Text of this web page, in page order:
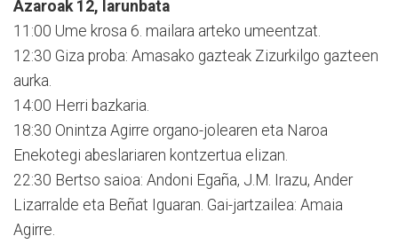
Azaroak 12, larunbata
11:00 Ume krosa 6. mailara arteko umeentzat.
12:30 Giza proba: Amasako gazteak Zizurkilgo gazteen
aurka.
14:00 Herri bazkaria.
18:30 Onintza Agirre organo-jolearen eta Naroa
Enekotegi abeslariaren kontzertua elizan.
22:30 Bertso saioa: Andoni Egaña, J.M. Irazu, Ander
Lizarralde eta Beñat Iguaran. Gai-jartzailea: Amaia
Agirre.